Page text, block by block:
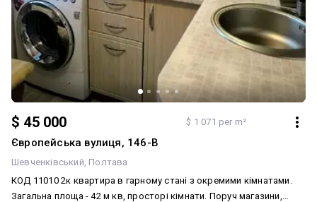
$ 45 000 $ 1 071 per m²
Європейська вулиця, 146-В
Шевченківський Полтава
КОД 11010 2к квартира в гарному стані з окремими кімнатами.
Загальна площа - 42 м кв, просторі кімнати. Поруч магазини,